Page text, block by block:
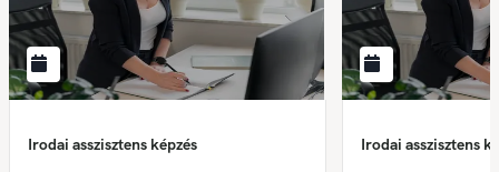
Irodai asszisztens képzés Irodai asszisztens